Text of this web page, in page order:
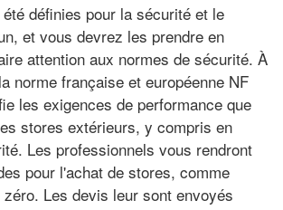
définies pour la sécurité et le
et vous devrez les prendre en
attention aux normes de sécurité. À
norme française et européenne NF
les exigences de performance que
stores extérieurs, y compris en
Les professionnels vous rendront
pour l'achat de stores, comme
Les devis leur sont envoyés